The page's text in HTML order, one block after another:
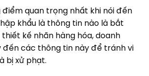
điểm quan trọng nhất khi nói đến
khẩu là thông tin nào là bắt
thiết kế nhãn hàng hóa, doanh
đến các thông tin này để tránh vi
bị xử phạt.